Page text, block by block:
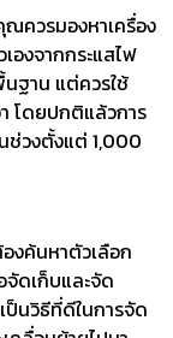
ณควรมองหาเครื่อง
งจากกระแสไฟ
ฐาน แต่ควรใช้
โดยปกติแล้วการ
ช่วงตั้งแต่ 1,000
งค้นหาตัวเลือก
จัดเก็บและจัด
ป็นวิธีที่ดีในการจัด